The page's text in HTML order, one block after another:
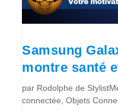
Samsung
montre santé
par Rodolphe de
connectée ,Objets